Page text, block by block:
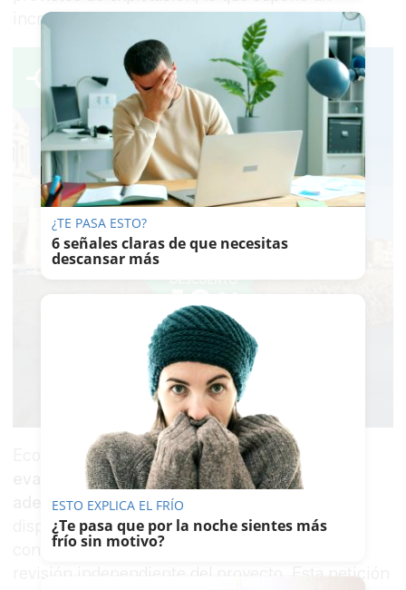
incremento del 53%.
Ecologistas en Acciónconsidera que la
evaluación ambiental no incorpora
adecuadamente el conocimiento científico
disponible sobre el comportamiento de estos
contaminantes en el estuario y reclama una
revisión independiente del proyecto. Esta petición
¿TE PASA ESTO?
6 señales claras de que necesitas
descansar más
ESTO EXPLICA EL FRÍO
¿Te pasa que por la noche sientes más
frío sin motivo?